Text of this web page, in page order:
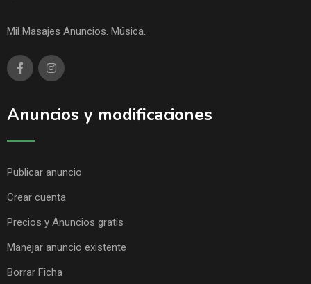
Mil Masajes Anuncios. Música.
Anuncios y modificaciones
Publicar anuncio
Crear cuenta
Precios y Anuncios gratis
Manejar anuncio existente
Borrar Ficha